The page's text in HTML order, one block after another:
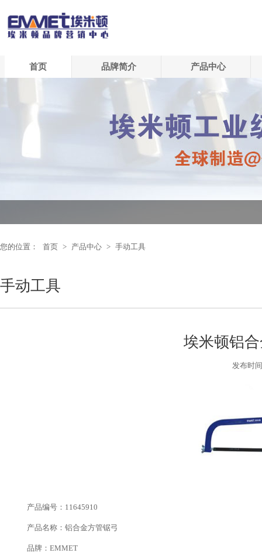
首页 品牌简介 产品中心
您的位置： 首页 > 产品中心 > 手动工具
手动工具
埃米顿铝
发布时
产品编号：11645910
产品名称：铝合金方管锯弓
品牌：EMMET